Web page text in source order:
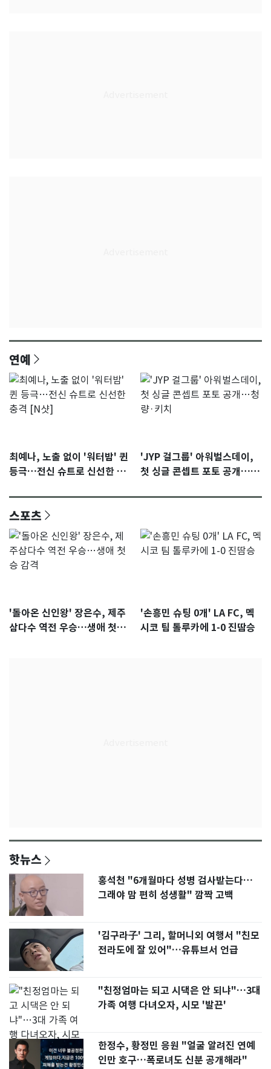
연예
최예나, 노출 없이 '워터밤' 퀸
등극…전신 슈트로 신선한 충
'JYP 걸그룹' 아워벌스데이,
첫 싱글 콘셉트 포토 공개…청
스포츠
'돌아온 신인왕' 장은수, 제주
삼다수 역전 우승…생애 첫승
'손흥민 슈팅 0개' LA FC, 멕
시코 팀 톨루카에 1-0 진땀승
핫뉴스
홍석천 "6개월마다 성병 검사받는다…
그래야 맘 편히 성생활" 깜짝 고백
'김구라子' 그리, 할머니외 여행서 "친모
전라도에 잘 있어"…유튜브서 언급
"친정엄마는 되고 시댁은 안 되냐"…3대
가족 여행 다녀오자, 시모 '발끈'
한정수, 황정민 응원 "얼굴 알려진 연예
인만 호구…폭로녀도 신분 공개해라"